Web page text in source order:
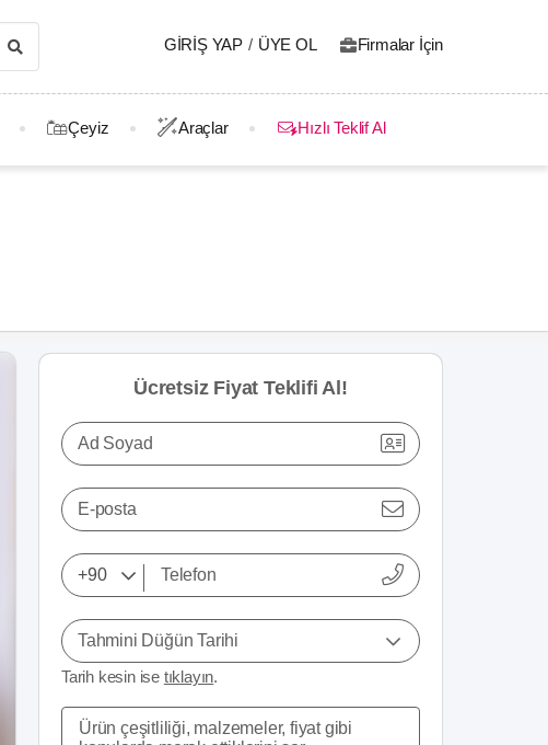
GIRIŞ YAP / ÜYE OL Firmalar İçin
Çeyiz Araçlar Hızlı Teklif Al
Ücretsiz Fiyat Teklifi Al!
Ad Soyad
E-posta
Tahmini Düğün Tarihi
Tarih kesin ise tıklayın.